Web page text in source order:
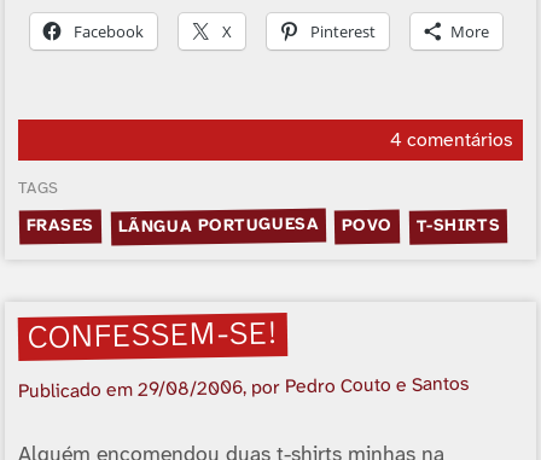
Facebook X Pinterest More
4 comentários
TAGS
FRASES LÃ­NGUA PORTUGUESA POVO T-SHIRTS
CONFESSEM-SE!
Publicado em29/08/2006, por Pedro Couto e Santos
Alguém encomendou duas t-shirts minhas na